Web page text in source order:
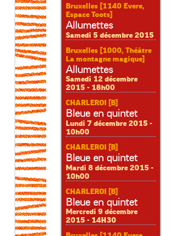
Bruxelles [1140 Evere,
Espace Toots]
Allumettes
Samedi 5 décembre 2015
Bruxelles [1000, Théâtre
La montagne magique]
Allumettes
Samedi 12 décembre
2015 - 18h00
CHARLEROI [B]
Bleue en quintet
Lundi 7 décembre 2015 -
10h00
CHARLEROI [B]
Bleue en quintet
Mardi 8 décembre 2015 -
10h00
CHARLEROI [B]
Bleue en quintet
Mercredi 9 décembre
2015 - 14H30